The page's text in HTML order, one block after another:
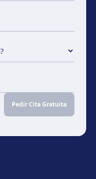
Pedir Cita Gratuita